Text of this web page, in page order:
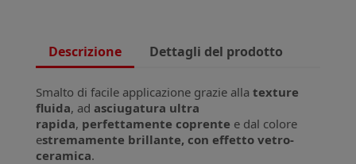
Descrizione Dettagli del prodotto
Smalto di facile applicazione grazie alla texture
fluida, ad asciugatura ultra
rapida, perfettamente coprente e dal colore
estremamente brillante, con effetto vetro-
ceramica.